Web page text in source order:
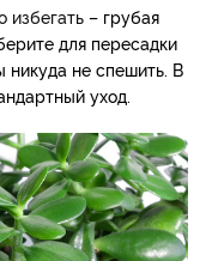
избегать – грубая
для пересадки
никуда не спешить. В
уход.